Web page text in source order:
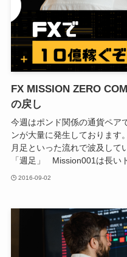
FX MISSION ZERO
の戻し
今週はポンド関係の通貨ペア
ンが大量に発生しておりま
月足といった流れで波及して
「週足」 Mission001は長い
2016-09-02